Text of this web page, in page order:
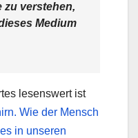
zu verstehen,
Medium
lesenswert ist
Wie der Mensch
in unseren